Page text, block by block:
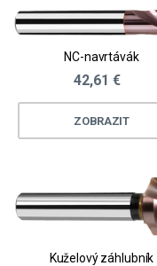
NC-navrtávák
42,61 €
ZOBRAZIT
Kuželový záhlubník